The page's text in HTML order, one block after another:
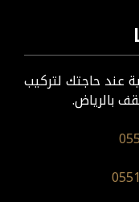
عند حاجتك لتركيب
بالرياض.